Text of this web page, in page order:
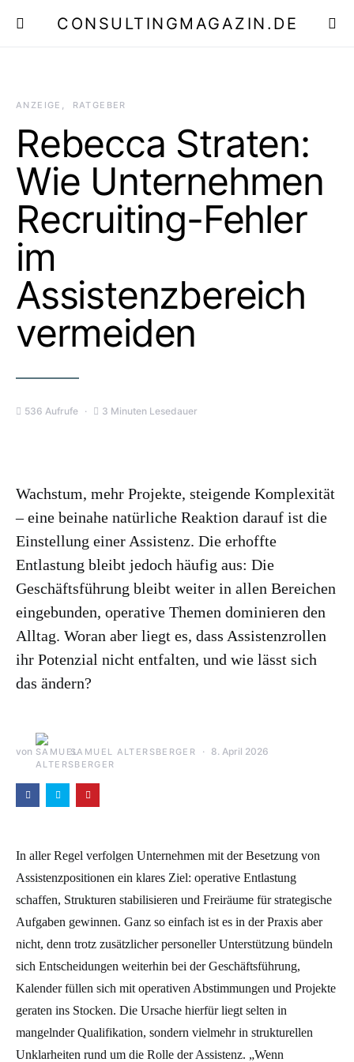
CONSULTINGMAGAZIN.DE
ANZEIGE RATGEBER
Rebecca Straten:
Wie Unternehmen
Recruiting-Fehler
im
Assistenzbereich
vermeiden
536 Aufrufe 3 Minuten Lesedauer
Wachstum, mehr Projekte, steigende Komplexität
– eine beinahe natürliche Reaktion darauf ist die
Einstellung einer Assistenz. Die erhoffte
Entlastung bleibt jedoch häufig aus: Die
Geschäftsführung bleibt weiter in allen Bereichen
eingebunden, operative Themen dominieren den
Alltag. Woran aber liegt es, dass Assistenzrollen
ihr Potenzial nicht entfalten, und wie lässt sich
das ändern?
von SAMUEL ALTERSBERGER 8. April 2026
In aller Regel verfolgen Unternehmen mit der Besetzung von
Assistenzpositionen ein klares Ziel: operative Entlastung
schaffen, Strukturen stabilisieren und Freiräume für strategische
Aufgaben gewinnen. Ganz so einfach ist es in der Praxis aber
nicht, denn trotz zusätzlicher personeller Unterstützung bündeln
sich Entscheidungen weiterhin bei der Geschäftsführung,
Kalender füllen sich mit operativen Abstimmungen und Projekte
geraten ins Stocken. Die Ursache hierfür liegt selten in
mangelnder Qualifikation, sondern vielmehr in strukturellen
Unklarheiten rund um die Rolle der Assistenz. „Wenn